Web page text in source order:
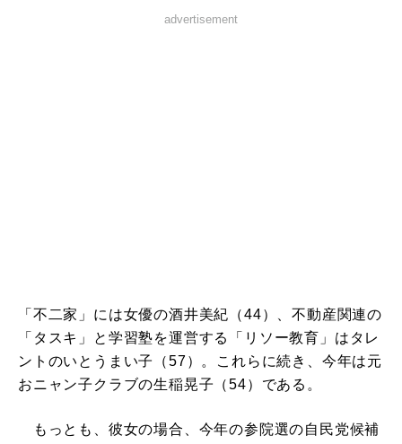
advertisement
「不二家」には女優の酒井美紀（44）、不動産関連の
「タスキ」と学習塾を運営する「リソー教育」はタレ
ントのいとうまい子（57）。これらに続き、今年は元
おニャン子クラブの生稲晃子（54）である。
もっとも、彼女の場合、今年の参院選の自民党候補